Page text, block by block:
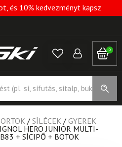
és 10% kedvezményt kapsz
0
/ SÍLÉCEK / GYEREK
HERO JUNIOR MULTI-
+ SÍCIPŐ + BOTOK